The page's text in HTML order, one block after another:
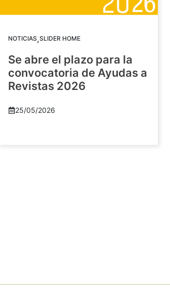
NOTICIAS,SLIDER HOME
Se abre el plazo para la
convocatoria de Ayudas a
Revistas 2026
25/05/2026